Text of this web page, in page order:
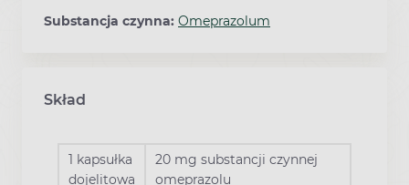
Substancja czynna: Omeprazolum
Skład
1 kapsułka
dojelitowa
20 mg substancji czynnej
omeprazolu